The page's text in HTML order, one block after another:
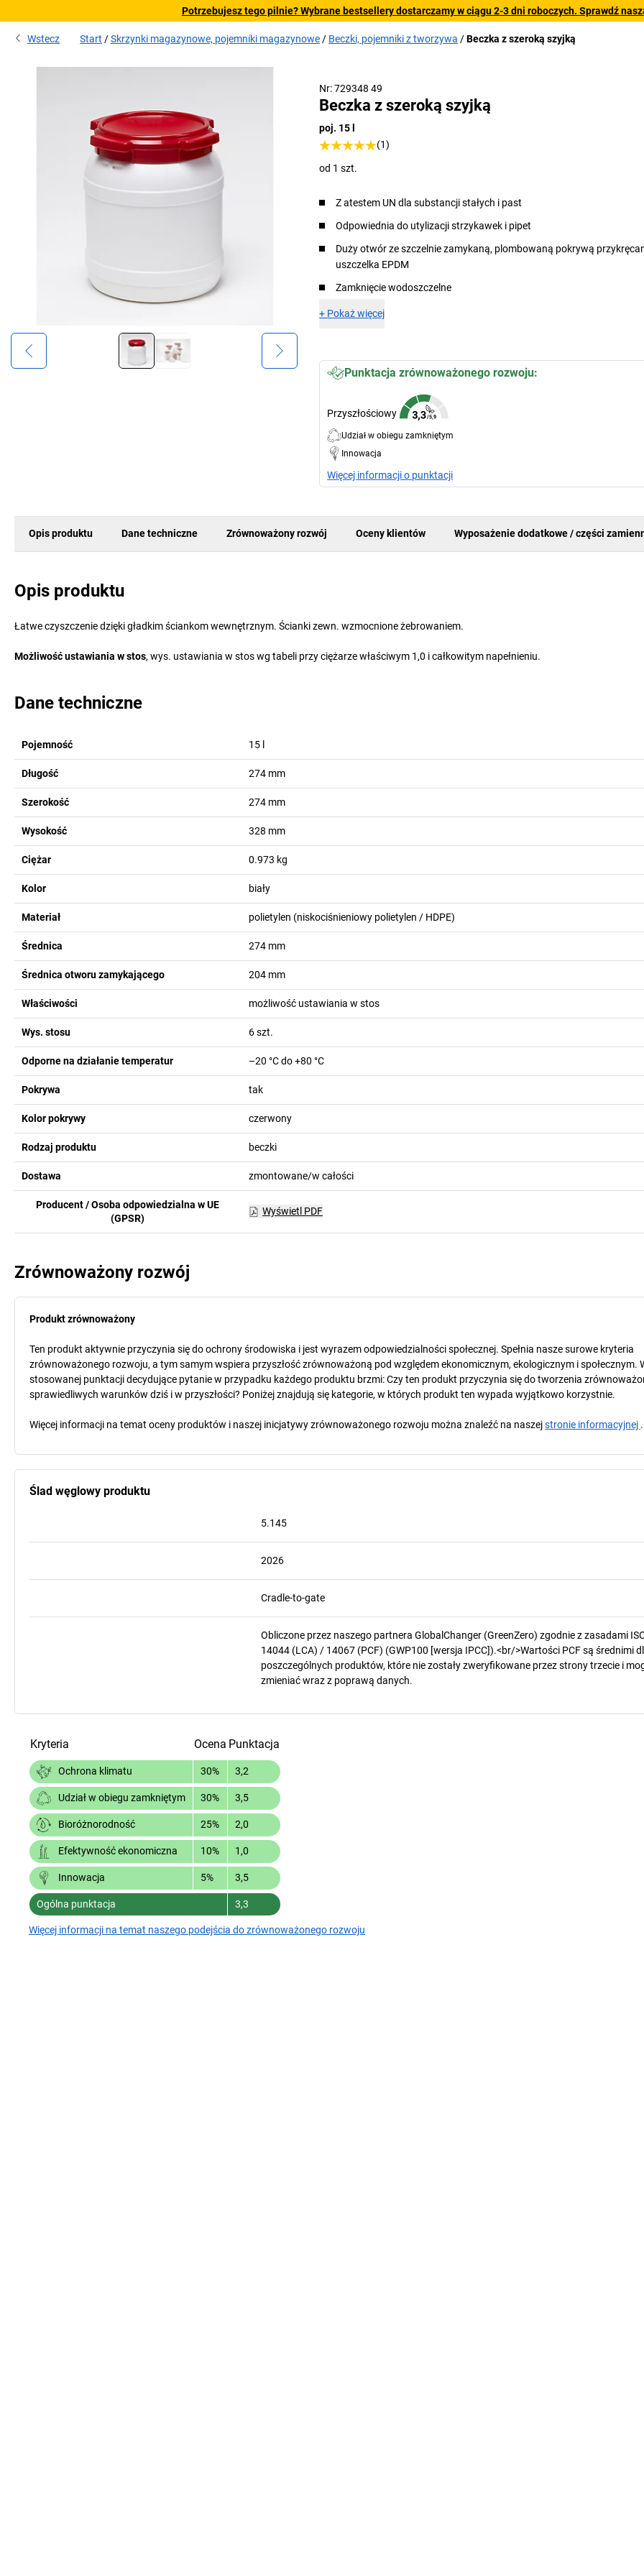
Potrzebujesz tego pilnie? Wybrane bestsellery dostarczamy w ciągu 2-3 dni roboczych. Sprawdź
Wstecz Start Skrzynki magazynowe, pojemniki magazynowe Beczki, pojemniki z tworzywa Beczka z szeroką szyjką
Nr: 729348 49
Beczka z szeroką szyjką
poj. 15 l
(1)
od 1 szt.
Z atestem UN dla substancji stałych i past
Odpowiednia do utylizacji strzykawek i pipet
Duży otwór ze szczelnie zamykaną, plombowaną pokrywą
uszczelka EPDM
Zamknięcie wodoszczelne
+ Pokaż więcej
Punktacja zrównoważonego rozwoju:
Przyszłościowy
Udział w obiegu zamkniętym
Innowacja
Więcej informacji o punktacji
Opis produktu Dane techniczne Zrównoważony rozwój Oceny klientów Wyposażenie dodatkowe / części
Opis produktu
Łatwe czyszczenie dzięki gładkim ściankom wewnętrznym. Ścianki zewn. wzmocnione żebrowaniem.
Możliwość ustawiania w stos, wys. ustawiania w stos wg tabeli przy ciężarze właściwym 1,0 i całkowitym napełnieniu.
Dane techniczne
Pojemność 15 l
Długość 274 mm
Szerokość 274 mm
Wysokość 328 mm
Ciężar 0.973 kg
Kolor biały
Materiał polietylen (niskociśnieniowy polietylen / HDPE)
Średnica 274 mm
Średnica otworu zamykającego 204 mm
Właściwości możliwość ustawiania w stos
Wys. stosu 6szt.
Odporne na działanie temperatur –20 °C do +80 °C
Pokrywa tak
Kolor pokrywy czerwony
Rodzaj produktu beczki
Dostawa zmontowane/w całości
Producent / Osoba odpowiedzialna w UE
(GPSR)
Wyświetl PDF
Zrównoważony rozwój
Produkt zrównoważony
Ten produkt aktywnie przyczynia się do ochrony środowiska i jest wyrazem odpowiedzialności społecznej. Spełnia nasze surowe kryteria
zrównoważonego rozwoju, a tym samym wspiera przyszłość zrównoważoną pod względem ekonomicznym, ekologicznym i społecznym.
stosowanej punktacji decydujące pytanie w przypadku każdego produktu brzmi: Czy ten produkt przyczynia się do tworzenia
sprawiedliwych warunków dziś i w przyszłości? Poniżej znajdują się kategorie, w których produkt ten wypada wyjątkowo korzystnie.
Więcej informacji na temat oceny produktów i naszej inicjatywy zrównoważonego rozwoju można znaleźć na naszejstronie informacyjnej .
Ślad węglowy produktu
5.145
2026
Cradle-to-gate
Obliczone przez naszego partnera GlobalChanger (GreenZero) zgodnie z zasadami
14044 (LCA) / 14067 (PCF) (GWP100 [wersja IPCC]).<br/>Wartości PCF są średnimi
poszczególnych produktów, które nie zostały zweryfikowane przez strony trzecie i
zmieniać wraz z poprawą danych.
Kryteria Ocena Punktacja
Ochrona klimatu 30% 3,2
Udział w obiegu zamkniętym 30% 3,5
Bioróżnorodność 25% 2,0
Efektywność ekonomiczna 10% 1,0
Innowacja 5% 3,5
Ogólna punktacja 3,3
Więcej informacji na temat naszego podejścia do zrównoważonego rozwoju